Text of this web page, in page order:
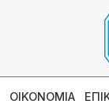
ΟΙΚΟΝΟΜΙΑ